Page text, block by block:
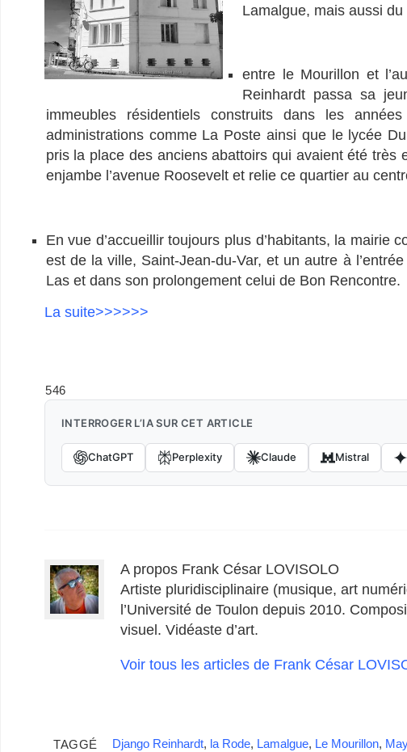
Lamalgue, mais aussi
entre le Mourillon et
Reinhardt passa sa
immeubles résidentiels construits dans les
administrations comme La Poste ainsi que le lycée
pris la place des anciens abattoirs qui avaient été
enjambe l’avenue Roosevelt et relie ce quartier au
En vue d’accueillir toujours plus d’habitants, la mairie
est de la ville, Saint-Jean-du-Var, et un autre à
Las et dans son prolongement celui de Bon Rencontre.
La suite>>>>>>
546
INTERROGER L’IA SUR CET ARTICLE
ChatGPT Perplexity Claude Mistral
A propos Frank César LOVISOLO
Artiste pluridisciplinaire (musique, art
l’Université de Toulon depuis 2010.
visuel. Vidéaste d’art.
Voir tous les articles de Frank César
TAGGÉ Django Reinhardt, la Rode, Lamalgue, Le Mourillon,